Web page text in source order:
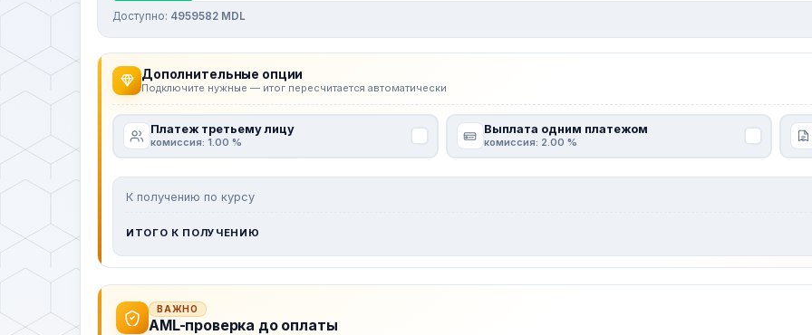
Доступно: 4959582 MDL
Дополнительные опции
Подключите нужные — итог пересчитается автоматически
Платеж третьему лицу
комиссия: 1.00 %
Выплата одним платежом
комиссия: 2.00 %
К получению по курсу
ИТОГО К ПОЛУЧЕНИЮ
ВАЖНО
AML-проверка до оплаты